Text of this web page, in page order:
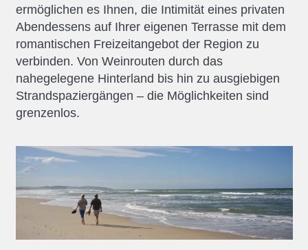
ermöglichen es Ihnen, die Intimität eines privaten
Abendessens auf Ihrer eigenen Terrasse mit dem
romantischen Freizeitangebot der Region zu
verbinden. Von Weinrouten durch das
nahegelegene Hinterland bis hin zu ausgiebigen
Strandspaziergängen – die Möglichkeiten sind
grenzenlos.